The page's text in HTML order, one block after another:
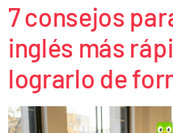
7 consejos
inglés más
lograrlo de